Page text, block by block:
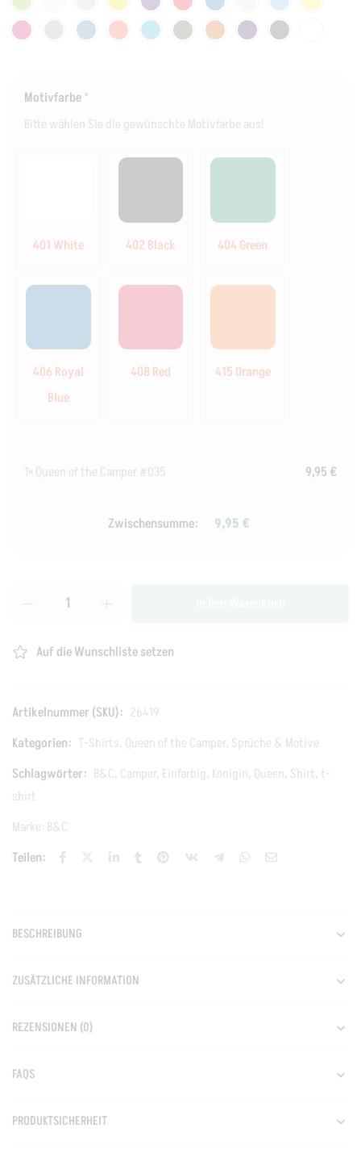
Motivfarbe*
Bitte wählen Sie die gewünschte Motivfarbe aus!
401 White 402 Black 404 Green
406 Royal
Blue
408 Red 415 Orange
1× Queen of the Camper #035 9,95 €
Zwischensumme: 9,95 €
Auf die Wunschliste setzen
Artikelnummer (SKU): 26419
Kategorien: T-Shirts, Queen of the Camper, Sprüche & Motive
Schlagwörter: B&C, Camper, Einfarbig, Königin, Queen, Shirt, t-
shirt
Marke: B&C
Teilen:
BESCHREIBUNG
ZUSÄTZLICHE INFORMATION
REZENSIONEN (0)
FAQS
PRODUKTSICHERHEIT